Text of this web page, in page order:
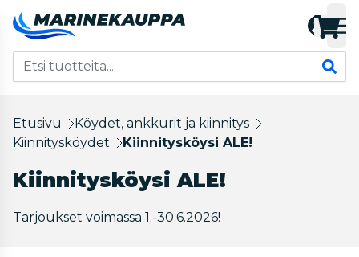
Etusivu
Köydet, ankkurit ja kiinnitys
Kiinnitysköydet
Kiinnitysköysi ALE!
Kiinnitysköysi ALE!
Tarjoukset voimassa 1.-30.6.2026!